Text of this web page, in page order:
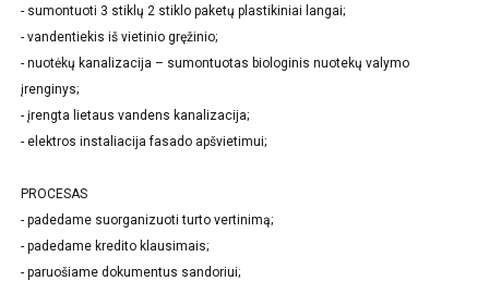
- sumontuoti 3 stiklų 2 stiklo paketų plastikiniai langai;
- vandentiekis iš vietinio gręžinio;
- nuotėkų kanalizacija – sumontuotas biologinis nuotekų valymo
įrenginys;
- įrengta lietaus vandens kanalizacija;
- elektros instaliacija fasado apšvietimui;
PROCESAS
- padedame suorganizuoti turto vertinimą;
- padedame kredito klausimais;
- paruošiame dokumentus sandoriui;